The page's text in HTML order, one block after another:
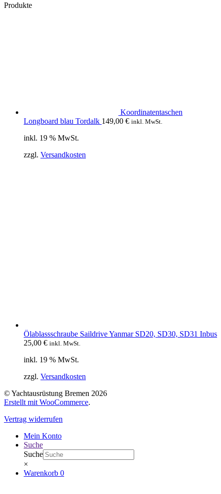
Produkte
Koordinatentaschen
Longboard blau Tordalk 149,00 € inkl. MwSt.
inkl. 19 % MwSt.
zzgl. Versandkosten
Ölablassschraube Saildrive Yanmar SD20, SD30, SD31 Inbus
25,00 € inkl. MwSt.
inkl. 19 % MwSt.
zzgl. Versandkosten
© Yachtausrüstung Bremen 2026
Erstellt mit WooCommerce.
Vertrag widerrufen
Mein Konto
Suche
Suche
×
Warenkorb 0